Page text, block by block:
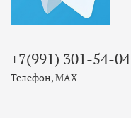
+7(991) 301-54-04
Телефон, МАХ